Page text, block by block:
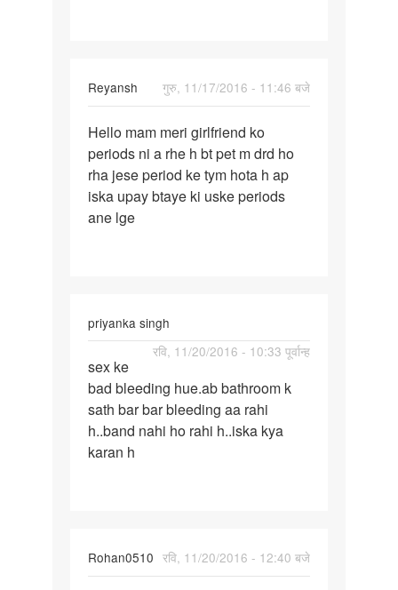
Reyansh
गुरु, 11/17/2016 - 11:46 बजे
Hello
mam
meri
girlfriend
ko
Hello mam meri girlfriend ko
periods ni a rhe h bt pet m drd ho
rha jese period ke tym hota h ap
iska upay btaye ki uske periods
ane lge
priyanka singh
रवि, 11/20/2016 - 10:33 पूर्वान्ह
sex
ke
bad
bleeding
hue.ab
sex ke
bad bleeding hue.ab bathroom k
sath bar bar bleeding aa rahi
h..band nahi ho rahi h..iska kya
karan h
Rohan0510 रवि, 11/20/2016 - 12:40 बजे